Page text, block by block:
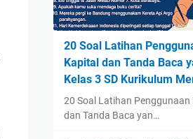
20 Soal Latihan
Kapital dan Tanda Baca
Kelas 3 SD Kurikulum
20 Soal Latihan Penggunaan
dan Tanda Baca yan…